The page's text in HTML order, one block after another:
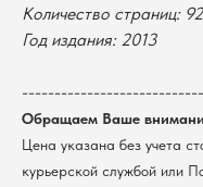
Количество страниц: 92
Год издания: 2013
Обращаем Ваше
Цена указана без учета
курьерской службой или
Новосибирский государственный
ИНН 5408106490
КПП 540801001